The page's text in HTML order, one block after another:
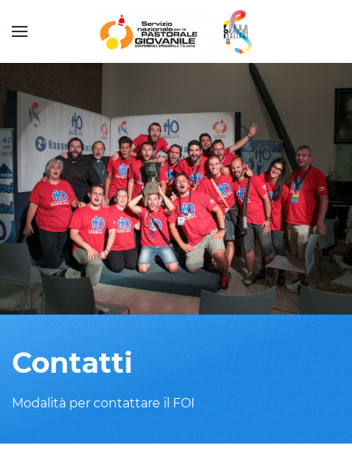
Contatti
Modalità per contattare il FOI